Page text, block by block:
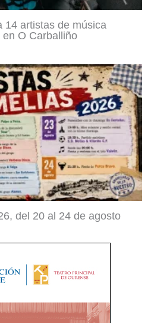
14 artistas de música
O Carballiño
del 20 al 24 de agosto